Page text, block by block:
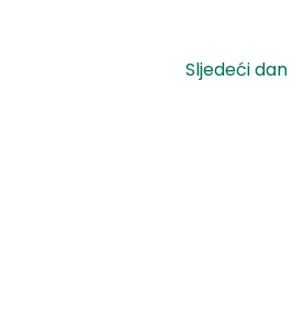
Sljedeći dan